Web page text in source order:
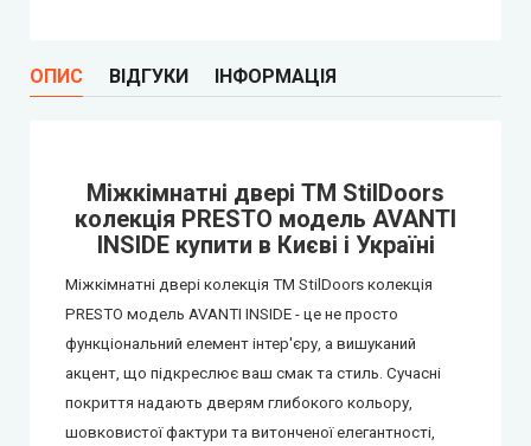
Syndicate Doors (Сіндікат Дорс)
Gorgania (Горганія)
Verto (Верто)
EcoDoors (Екодорс)
ОПИС ВІДГУКИ ІНФОРМАЦІЯ
Mіжкімнатні двері ТМ StilDoors
колекція PRESTO модель AVANTI
INSIDE купити в Києві і Україні
Міжкімнатні двері колекція ТМ StilDoors колекція
PRESTO модель AVANTI INSIDE - це не просто
функціональний елемент інтер'єру, а вишуканий
акцент, що підкреслює ваш смак та стиль. Сучасні
покриття надають дверям глибокого кольору,
шовковистої фактури та витонченої елегантності,